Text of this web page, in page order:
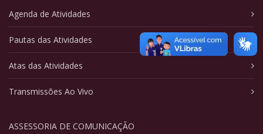
Agenda de Atividades
Pautas das Atividades
Atas das Atividades
Transmissões Ao Vivo
ASSESSORIA DE COMUNICAÇÃO